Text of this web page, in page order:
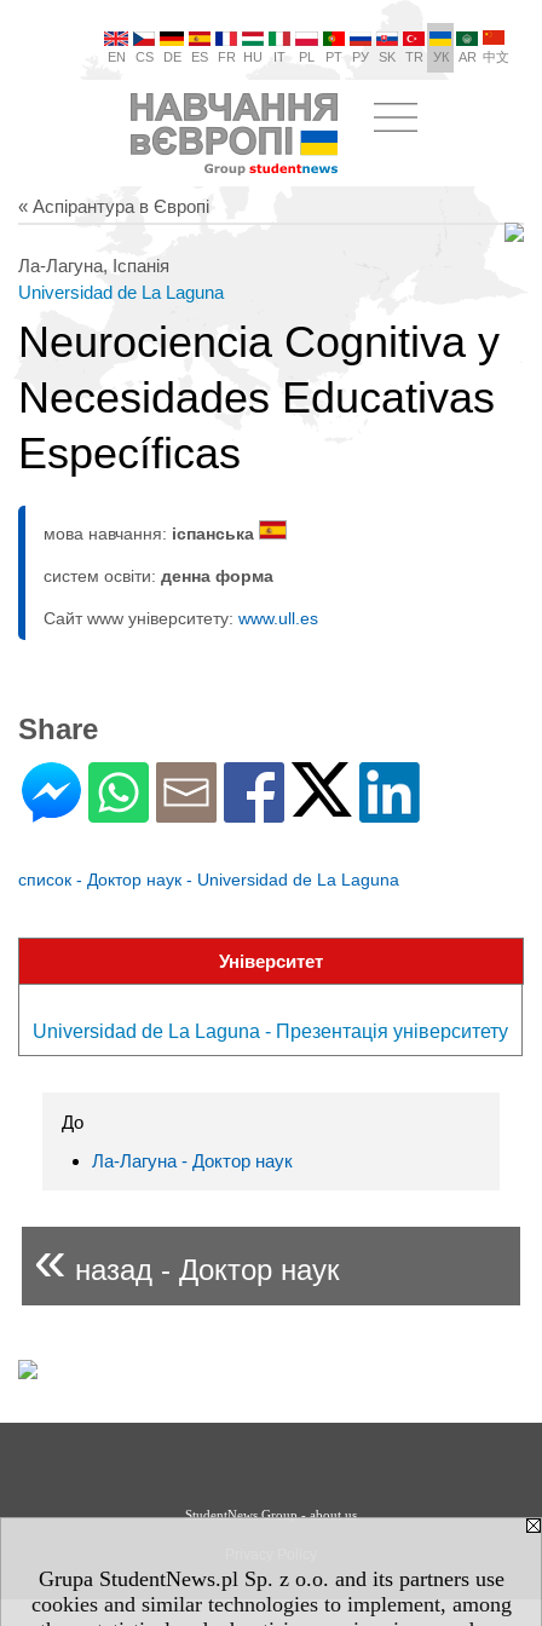
Grupa StudentNews.pl Sp. z o.o. and its partners use
cookies and similar technologies to implement, among
EN CS DE ES FR HU IT PL PT РУ SK TR УК AR 中文
« Аспірантура в Європі
Ла-Лагуна, Іспанія
Universidad de La Laguna
Neurociencia Cognitiva y
Necesidades Educativas
Específicas
мова навчання: іспанська
систем освіти: денна форма
Сайт www університету: www.ull.es
Share
список - Доктор наук - Universidad de La Laguna
Університет
Universidad de La Laguna - Презентація університету
До
Ла-Лагуна - Доктор наук
« назад - Доктор наук
StudentNews Group - about us